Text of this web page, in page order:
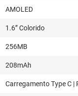
AMOLED
1.6” Colorido
256MB
208mAh
Carregamento Type C |